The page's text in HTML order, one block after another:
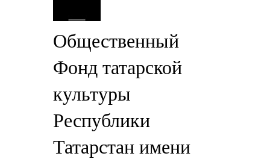
Общественный
Фонд татарской
культуры
Республики
Татарстан имени